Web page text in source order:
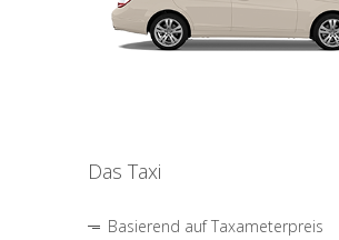
Das Taxi
Basierend auf Taxameterpreis